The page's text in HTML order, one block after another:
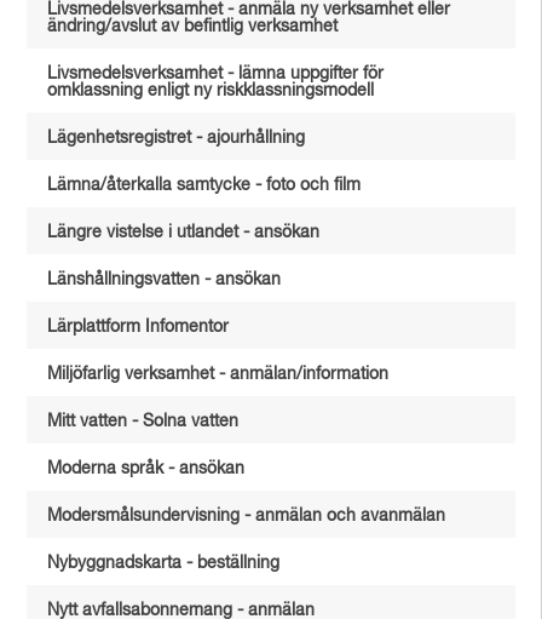
Livsmedelsverksamhet - anmäla ny verksamhet eller
ändring/avslut av befintlig verksamhet
Livsmedelsverksamhet - lämna uppgifter för
omklassning enligt ny riskklassningsmodell
Lägenhetsregistret - ajourhållning
Lämna/återkalla samtycke - foto och film
Längre vistelse i utlandet - ansökan
Länshållningsvatten - ansökan
Lärplattform Infomentor
Miljöfarlig verksamhet - anmälan/information
Mitt vatten - Solna vatten
Moderna språk - ansökan
Modersmålsundervisning - anmälan och avanmälan
Nybyggnadskarta - beställning
Nytt avfallsabonnemang - anmälan